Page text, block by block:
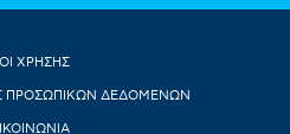
ΧΡΗΣΗΣ
ΠΡΟΣΩΠΙΚΩΝ ΔΕΔΟΜΕΝΩΝ